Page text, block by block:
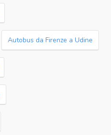
Autobus da Firenze a Udine